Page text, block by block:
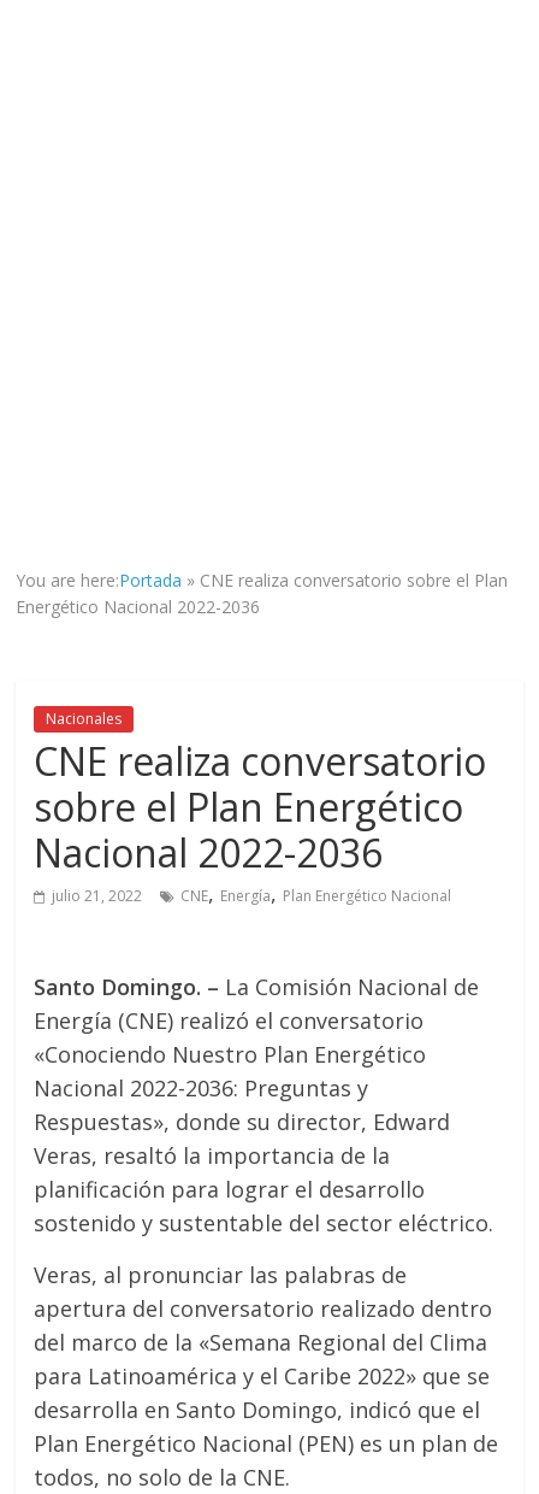
a
tod@s
You are here:Portada » CNE realiza conversatorio sobre el Plan
Energético Nacional 2022-2036
Nacionales
CNE realiza conversatorio
sobre el Plan Energético
Nacional 2022-2036
julio 21, 2022 CNE, Energía, Plan Energético Nacional
Santo Domingo. – La Comisión Nacional de
Energía (CNE) realizó el conversatorio
«Conociendo Nuestro Plan Energético
Nacional 2022-2036: Preguntas y
Respuestas», donde su director, Edward
Veras, resaltó la importancia de la
planificación para lograr el desarrollo
sostenido y sustentable del sector eléctrico.
Veras, al pronunciar las palabras de
apertura del conversatorio realizado dentro
del marco de la «Semana Regional del Clima
para Latinoamérica y el Caribe 2022» que se
desarrolla en Santo Domingo, indicó que el
Plan Energético Nacional (PEN) es un plan de
todos, no solo de la CNE.